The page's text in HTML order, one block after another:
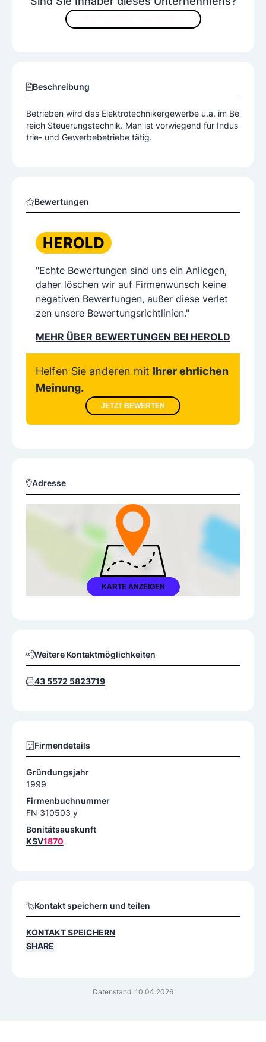
Beschreibung
Betrieben wird das Elektrotechnikergewerbe u.a. im Be
reich Steuerungstechnik. Man ist vorwiegend für Indus
trie- und Gewerbebetriebe tätig.
Bewertungen
"Echte Bewertungen sind uns ein Anliegen,
daher löschen wir auf Firmenwunsch keine
negativen Bewertungen, außer diese verlet
zen unsere Bewertungsrichtlinien."
MEHR ÜBER BEWERTUNGEN BEI HEROLD
Helfen Sie anderen mit Ihrer ehrlichen
Meinung.
JETZT BEWERTEN
Adresse
KARTE ANZEIGEN
Datenstand: 10.04.2026
Weitere Kontaktmöglichkeiten
43 5572 5823719
Firmendetails
Gründungsjahr
1999
Firmenbuchnummer
FN 310503 y
Bonitätsauskunft
KSV1870
Kontakt speichern und teilen
KONTAKT SPEICHERN
SHARE